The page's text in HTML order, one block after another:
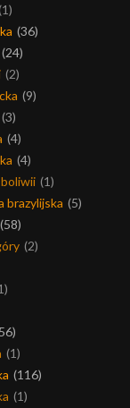
(36)
(24)
(2)
(9)
(3)
(4)
(4)
(1)
brazylijska (5)
(58)
(2)
(1)
(116)
(1)